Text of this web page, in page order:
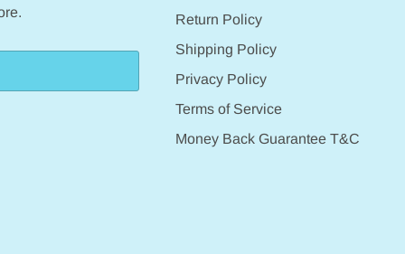
Return Policy
Shipping Policy
Privacy Policy
Terms of Service
Money Back Guarantee T&C